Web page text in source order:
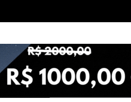
Governo de SP diz